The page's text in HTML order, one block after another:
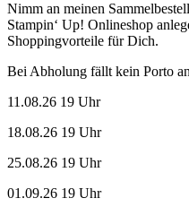
Nimm an meinen
Stampin‘ Up! Onlineshop
Shoppingvorteile für Dich.
Bei Abholung fällt kein Porto
11.08.26 19 Uhr
18.08.26 19 Uhr
25.08.26 19 Uhr
01.09.26 19 Uhr